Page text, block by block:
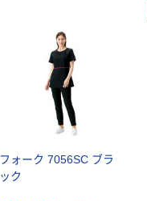
フォーク 7056SC ブラ
ック